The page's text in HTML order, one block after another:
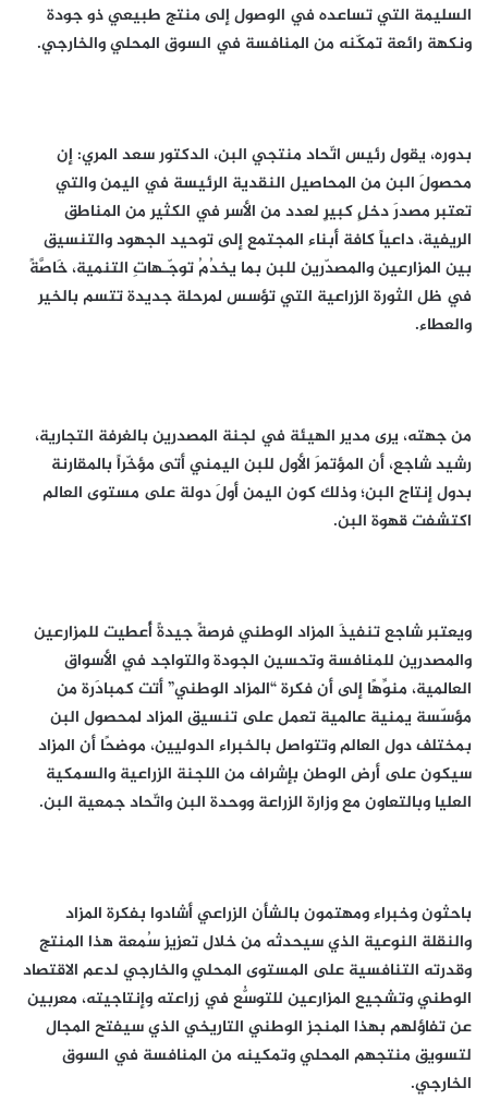
السليمة التي تساعده في الوصول إلى منتج طبيعي ذو جودة
ونكهة رائعة تمكّنه من المنافسة في السوق المحلي والخارجي.
بدوره، يقول رئيس اتّحاد منتجي البن، الدكتور سعد المري: إن
محصولَ البن من المحاصيل النقدية الرئيسة في اليمن والتي
تعتبر مصدرَ دخلٍ كبيرٍ لعدد من الأسر في الكثير من المناطق
الريفية، داعياً كافة أبناء المجتمع إلى توحيد الجهود والتنسيق
بين المزارعين والمصدّرين للبن بما يخدُمُ توجّـهاتِ التنمية، خَاصَّةً
في ظل الثورة الزراعية التي تؤسس لمرحلة جديدة تتسم بالخير
والعطاء.
من جهته، يرى مدير الهيئة في لجنة المصدرين بالغرفة التجارية،
رشيد شاجع، أن المؤتمرَ الأول للبن اليمني أتى مؤخّراً بالمقارنة
بدول إنتاج البن؛ وذلك كون اليمن أولَ دولة على مستوى العالم
اكتشفت قهوة البن.
ويعتبر شاجع تنفيذَ المزاد الوطني فرصةً جيدةً أُعطيت للمزارعين
والمصدرين للمنافسة وتحسين الجودة والتواجد في الأسواق
العالمية، منوِّهًا إلى أن فكرة “المزاد الوطني” أتت كمبادَرة من
مؤسّسة يمنية عالمية تعمل على تنسيق المزاد لمحصول البن
بمختلف دول العالم وتتواصل بالخبراء الدوليين، موضحًا أن المزاد
سيكون على أرض الوطن بإشراف من اللجنة الزراعية والسمكية
العليا وبالتعاون مع وزارة الزراعة ووحدة البن واتّحاد جمعية البن.
باحثون وخبراء ومهتمون بالشأن الزراعي أشادوا بفكرة المزاد
والنقلة النوعية الذي سيحدثه من خلال تعزيز سُمعة هذا المنتج
وقدرته التنافسية على المستوى المحلي والخارجي لدعم الاقتصاد
الوطني وتشجيع المزارعين للتوسُّع في زراعته وإنتاجيته، معربين
عن تفاؤلهم بهذا المنجز الوطني التاريخي الذي سيفتح المجال
لتسويق منتجهم المحلي وتمكينه من المنافسة في السوق
الخارجي.